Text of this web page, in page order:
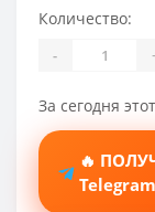
Количество:
-
За сегодня
🔥
Telegram